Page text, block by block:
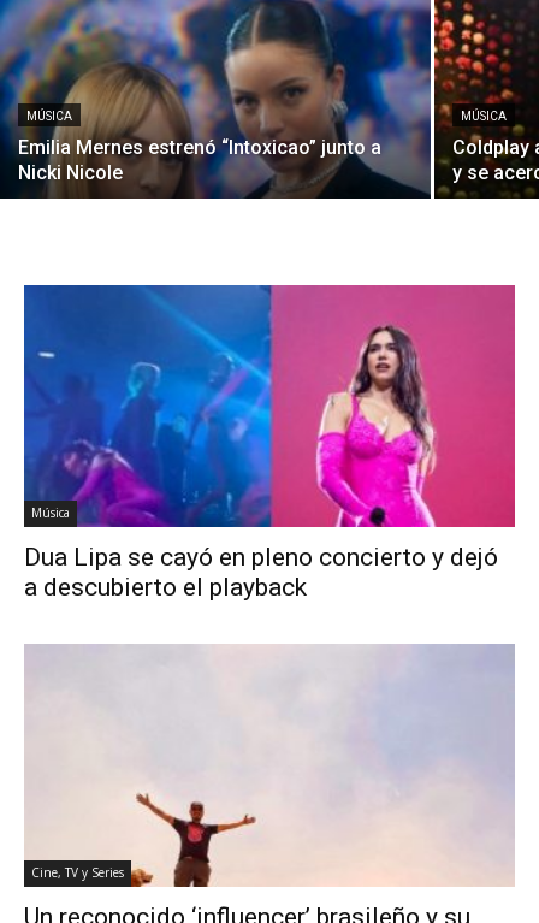
MÚSICA
Emilia Mernes estrenó “Intoxicao” junto a
Nicki Nicole
MÚSICA
Coldplay
y se
Música
Dua Lipa se cayó en pleno concierto y dejó
a descubierto el playback
Cine, TV y Series
Un reconocido ‘influencer’ brasileño y su